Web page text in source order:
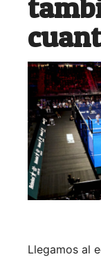
Llegamos al